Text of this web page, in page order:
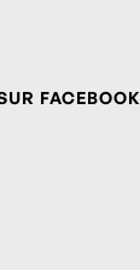
FACEBOOK